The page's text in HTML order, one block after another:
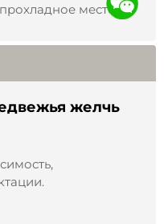
и зависит от
в каждый
медведь лицензий
место на
приёма пищи по 1
Рекомендовано не
в виде
желчь